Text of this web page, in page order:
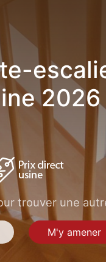
2026
trouver une
M'y amener